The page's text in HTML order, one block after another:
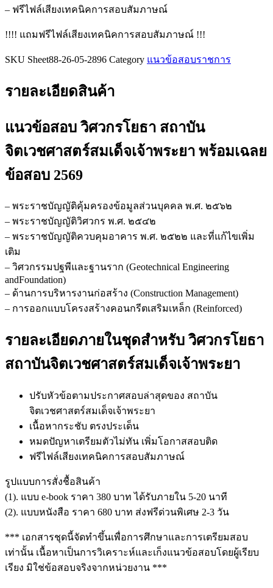
– ฟรีไฟล์เสียงเทคนิคการสอบสัมภาษณ์
!!!! แถมฟรีไฟล์เสียงเทคนิคการสอบสัมภาษณ์ !!!
SKU Sheet88-26-05-2896 Category แนวข้อสอบราชการ
รายละเอียดสินค้า
แนวข้อสอบ วิศวกรโยธา สถาบัน
จิตเวชศาสตร์สมเด็จเจ้าพระยา พร้อมเฉลย
ข้อสอบ 2569
– พระราชบัญญัติคุ้มครองข้อมูลส่วนบุคคล พ.ศ. ๒๕๖๒
– พระราชบัญญัติวิศวกร พ.ศ. ๒๕๔๒
– พระราชบัญญัติควบคุมอาคาร พ.ศ. ๒๕๒๒ และที่แก้ไขเพิ่ม
เติม
– วิศวกรรมปฐพีและฐานราก (Geotechnical Engineering
andFoundation)
– ด้านการบริหารงานก่อสร้าง (Construction Management)
– การออกแบบโครงสร้างคอนกรีตเสริมเหล็ก (Reinforced)
รายละเอียดภายในชุดสำหรับ วิศวกรโยธา
สถาบันจิตเวชศาสตร์สมเด็จเจ้าพระยา
ปรับหัวข้อตามประกาศสอบล่าสุดของ สถาบัน
จิตเวชศาสตร์สมเด็จเจ้าพระยา
เนื้อหากระชับ ตรงประเด็น
หมดปัญหาเตรียมตัวไม่ทัน เพิ่มโอกาสสอบติด
ฟรีไฟล์เสียงเทคนิคการสอบสัมภาษณ์
รูปแบบการสั่งชื้อสินค้า
(1). แบบ e-book ราคา 380 บาท ได้รับภายใน 5-20 นาที
(2). แบบหนังสือ ราคา 680 บาท ส่งฟรีด่วนพิเศษ 2-3 วัน
*** เอกสารชุดนี้จัดทำขึ้นเพื่อการศึกษาและการเตรียมสอบ
เท่านั้น เนื้อหาเป็นการวิเคราะห์และเก็งแนวข้อสอบโดยผู้เรียบ
เรียง มิใช่ข้อสอบจริงจากหน่วยงาน ***